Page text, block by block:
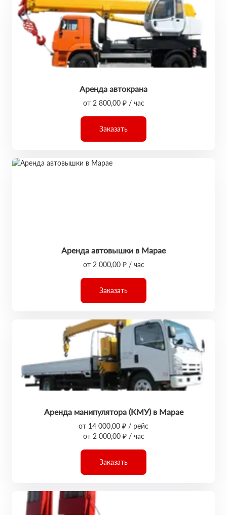
Аренда автокрана
от 2 800,00 ₽ / час
Заказать
Аренда автовышки в Марае
от 2 000,00 ₽ / час
Заказать
Аренда манипулятора (КМУ) в Марае
от 14 000,00 ₽ / рейс
от 2 000,00 ₽ / час
Заказать